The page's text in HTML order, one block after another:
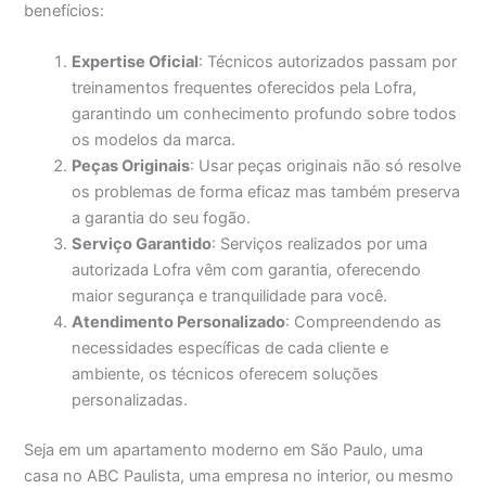
benefícios:
Expertise Oficial: Técnicos autorizados passam por
treinamentos frequentes oferecidos pela Lofra,
garantindo um conhecimento profundo sobre todos
os modelos da marca.
Peças Originais: Usar peças originais não só resolve
os problemas de forma eficaz mas também preserva
a garantia do seu fogão.
Serviço Garantido: Serviços realizados por uma
autorizada Lofra vêm com garantia, oferecendo
maior segurança e tranquilidade para você.
Atendimento Personalizado: Compreendendo as
necessidades específicas de cada cliente e
ambiente, os técnicos oferecem soluções
personalizadas.
Seja em um apartamento moderno em São Paulo, uma
casa no ABC Paulista, uma empresa no interior, ou mesmo